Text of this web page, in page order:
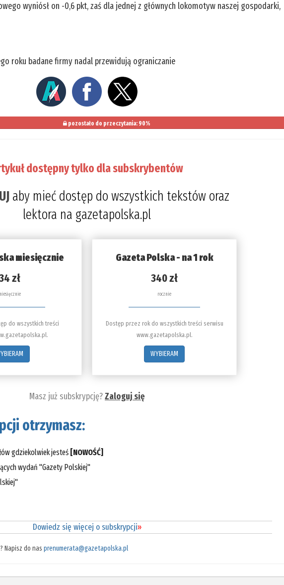
wyniósł on -0,6 pkt, zaś dla jednej z głównych lokomotyw naszej gospodarki,
roku badane firmy nadal przewidują ograniczanie
pozostało do przeczytania: 90%
dostępny tylko dla subskrybentów
aby mieć dostęp do wszystkich tekstów oraz
lektora na gazetapolska.pl
miesięcznie
zł
do wszystkich treści
Gazeta Polska - na 1 rok
340 zł
rocznie
Dostęp przez rok do wszystkich treści serwisu
www.gazetapolska.pl.
WYBIERAM
Masz już subskrypcję?Zaloguj się
otrzymasz:
gdziekolwiek jesteś [NOWOŚĆ]
wydań "Gazety Polskiej"
Dowiedz się więcej o subskrypcji»
Napisz do nasprenumerata@gazetapolska.pl